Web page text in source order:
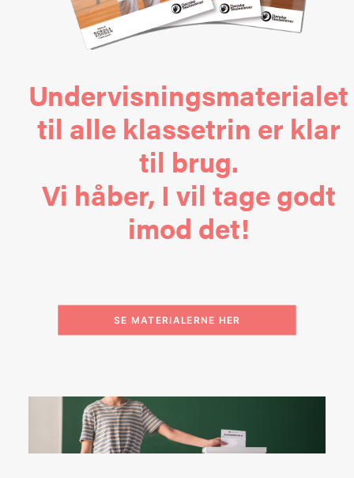
Undervisningsmaterialet
til alle klassetrin er klar
til brug.
Vi håber, I vil tage godt
imod det!
SE MATERIALERNE HER